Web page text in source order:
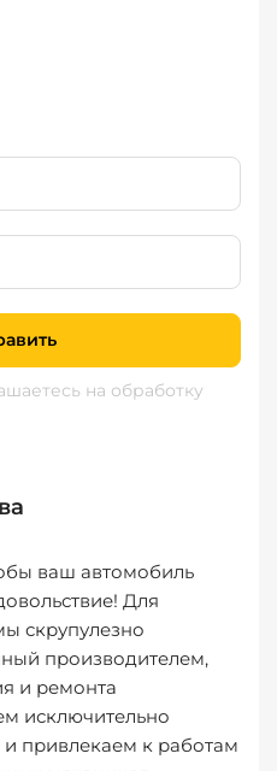
на обработку
ваш автомобиль
Для
скрупулезно
производителем,
и ремонта
исключительно
привлекаем к работам